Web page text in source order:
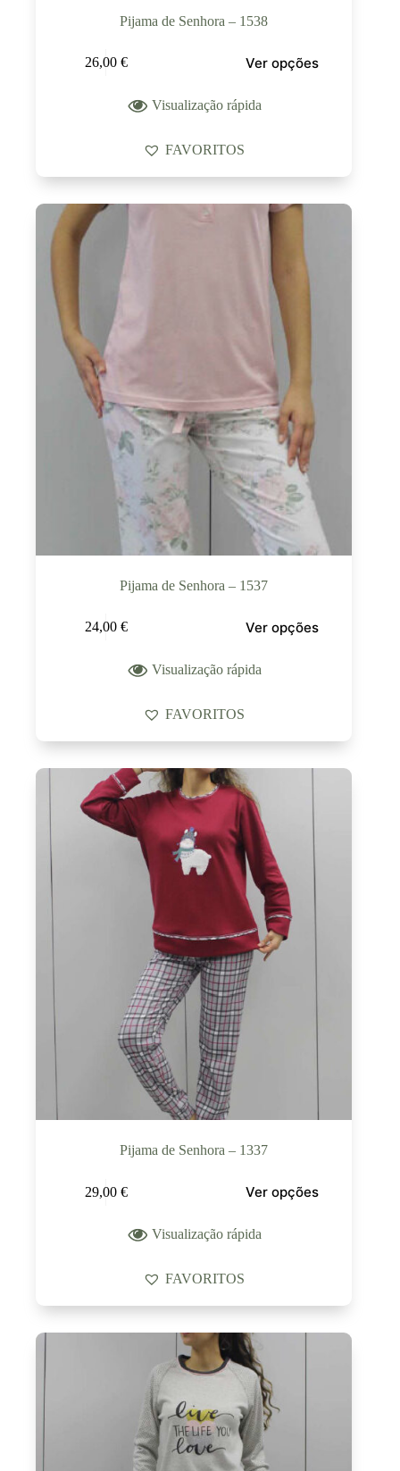
Pijama de Senhora – 1538
26,00 € Ver opções
Visualização rápida
FAVORITOS
Pijama de Senhora – 1537
24,00 € Ver opções
Visualização rápida
FAVORITOS
Pijama de Senhora – 1337
29,00 € Ver opções
Visualização rápida
FAVORITOS